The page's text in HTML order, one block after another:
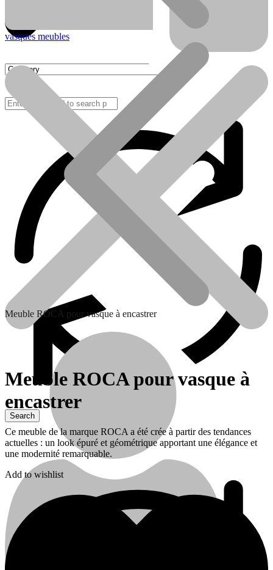
Contactez nous
vasques meubles
Meuble ROCA pour vasque à encastrer
Meuble ROCA pour vasque à
encastrer
Ce meuble de la marque ROCA a été crée à partir des tendances
actuelles : un look épuré et géométrique apportant une élégance et
une modernité remarquable.
Add to wishlist